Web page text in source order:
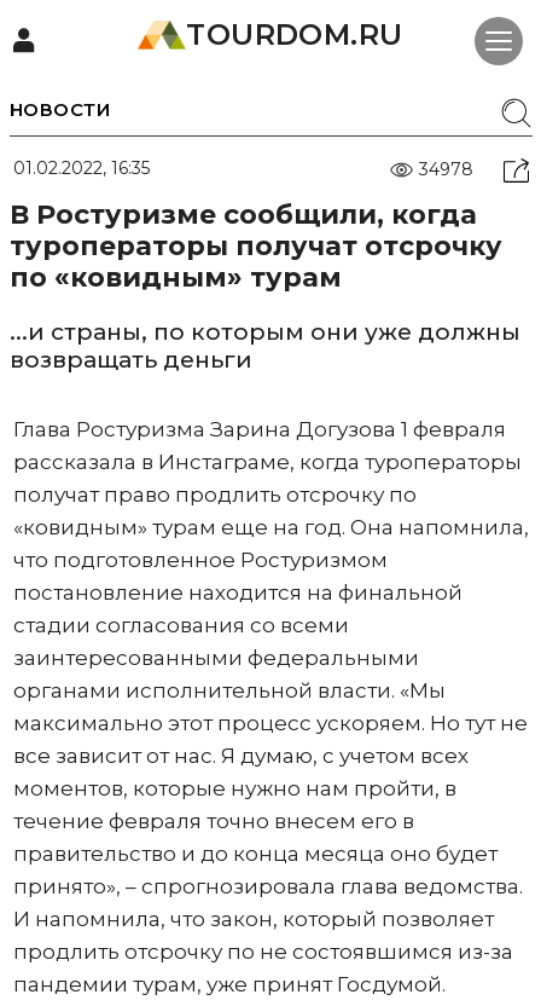
TOURDOM.RU
НОВОСТИ
01.02.2022, 16:35 34978
В Ростуризме сообщили, когда
туроператоры получат отсрочку
по «ковидным» турам
...и страны, по которым они уже должны
возвращать деньги
Глава Ростуризма Зарина Догузова 1 февраля
рассказала в Инстаграме, когда туроператоры
получат право продлить отсрочку по
«ковидным» турам еще на год. Она напомнила,
что подготовленное Ростуризмом
постановление находится на финальной
стадии согласования со всеми
заинтересованными федеральными
органами исполнительной власти. «Мы
максимально этот процесс ускоряем. Но тут не
все зависит от нас. Я думаю, с учетом всех
моментов, которые нужно нам пройти, в
течение февраля точно внесем его в
правительство и до конца месяца оно будет
принято», – спрогнозировала глава ведомства.
И напомнила, что закон, который позволяет
продлить отсрочку по не состоявшимся из-за
пандемии турам, уже принят Госдумой.